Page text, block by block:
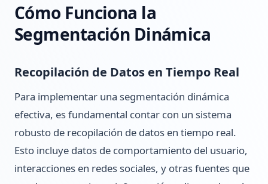
Cómo Funciona la
Segmentación Dinámica
Recopilación de Datos en Tiempo Real
Para implementar una segmentación dinámica
efectiva, es fundamental contar con un sistema
robusto de recopilación de datos en tiempo real.
Esto incluye datos de comportamiento del usuario,
interacciones en redes sociales, y otras fuentes que